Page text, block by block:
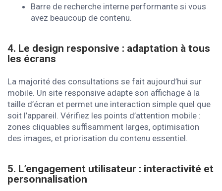
Barre de recherche interne performante si vous
avez beaucoup de contenu.
4. Le design responsive : adaptation à tous
les écrans
La majorité des consultations se fait aujourd’hui sur
mobile. Un site responsive adapte son affichage à la
taille d’écran et permet une interaction simple quel que
soit l’appareil. Vérifiez les points d’attention mobile :
zones cliquables suffisamment larges, optimisation
des images, et priorisation du contenu essentiel.
5. L’engagement utilisateur : interactivité et
personnalisation